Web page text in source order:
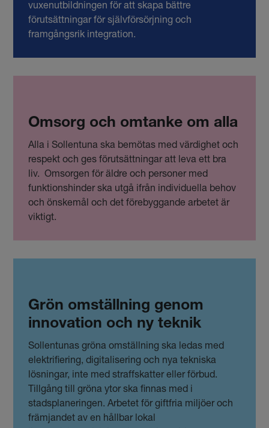
vuxenutbildningen för att skapa bättre
förutsättningar för självförsörjning och
framgångsrik integration.
Omsorg och omtanke om alla
Alla i Sollentuna ska bemötas med värdighet och
respekt och ges förutsättningar att leva ett bra
liv. Omsorgen för äldre och personer med
funktionshinder ska utgå ifrån individuella behov
och önskemål och det förebyggande arbetet är
viktigt.
Grön omställning genom
innovation och ny teknik
Sollentunas gröna omställning ska ledas med
elektrifiering, digitalisering och nya tekniska
lösningar, inte med straffskatter eller förbud.
Tillgång till gröna ytor ska finnas med i
stadsplaneringen. Arbetet för giftfria miljöer och
främjandet av en hållbar lokal